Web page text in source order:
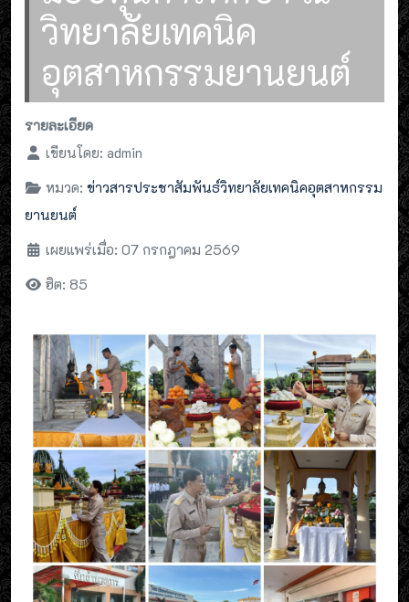
วิทยาลัยเทคนิค
อุตสาหกรรมยานยนต์
รายละเอียด
เขียนโดย: admin
หมวด: ข่าวสารประชาสัมพันธ์วิทยาลัยเทคนิคอุตสาหกรรม
ยานยนต์
เผยแพร่เมื่อ: 07 กรกฎาคม 2569
ฮิต: 85